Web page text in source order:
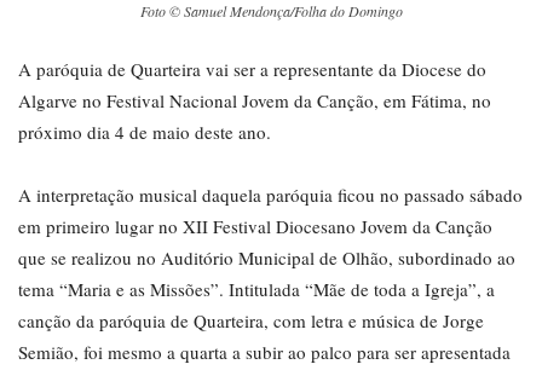
Foto © Samuel Mendonça/Folha do Domingo
A paróquia de Quarteira vai ser a representante da Diocese do
Algarve no Festival Nacional Jovem da Canção, em Fátima, no
próximo dia 4 de maio deste ano.
A interpretação musical daquela paróquia ficou no passado sábado
em primeiro lugar no XII Festival Diocesano Jovem da Canção
que se realizou no Auditório Municipal de Olhão, subordinado ao
tema “Maria e as Missões”. Intitulada “Mãe de toda a Igreja”, a
canção da paróquia de Quarteira, com letra e música de Jorge
Semião, foi mesmo a quarta a subir ao palco para ser apresentada